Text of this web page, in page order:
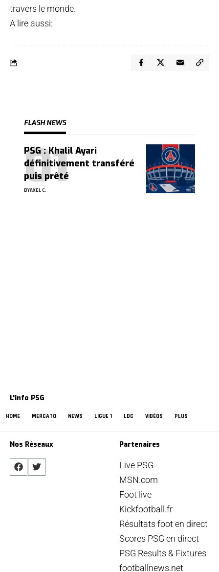
travers le monde.
A lire aussi:
FLASH NEWS
PSG : Khalil Ayari
définitivement transféré
puis prêté
BYAXEL C.
L'info PSG
HOME MERCATO NEWS LIGUE 1 LDC VIDÉOS PLUS
Nos Réseaux Partenaires
Live PSG
MSN.com
Foot live
Kickfootball.fr
Résultats foot en direct
Scores PSG en direct
PSG Results & Fixtures
footballnews.net